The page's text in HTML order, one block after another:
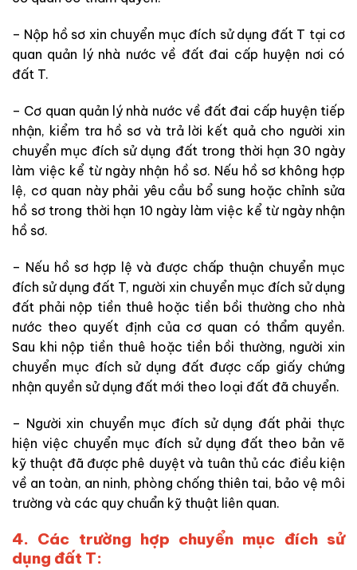
– Nộp hồ sơ xin chuyển mục đích sử dụng đất T tại cơ
quan quản lý nhà nước về đất đai cấp huyện nơi có
đất T.
– Cơ quan quản lý nhà nước về đất đai cấp huyện tiếp
nhận, kiểm tra hồ sơ và trả lời kết quả cho người xin
chuyển mục đích sử dụng đất trong thời hạn 30 ngày
làm việc kể từ ngày nhận hồ sơ. Nếu hồ sơ không hợp
lệ, cơ quan này phải yêu cầu bổ sung hoặc chỉnh sửa
hồ sơ trong thời hạn 10 ngày làm việc kể từ ngày nhận
hồ sơ.
– Nếu hồ sơ hợp lệ và được chấp thuận chuyển mục
đích sử dụng đất T, người xin chuyển mục đích sử dụng
đất phải nộp tiền thuê hoặc tiền bồi thường cho nhà
nước theo quyết định của cơ quan có thẩm quyền.
Sau khi nộp tiền thuê hoặc tiền bồi thường, người xin
chuyển mục đích sử dụng đất được cấp giấy chứng
nhận quyền sử dụng đất mới theo loại đất đã chuyển.
– Người xin chuyển mục đích sử dụng đất phải thực
hiện việc chuyển mục đích sử dụng đất theo bản vẽ
kỹ thuật đã được phê duyệt và tuân thủ các điều kiện
về an toàn, an ninh, phòng chống thiên tai, bảo vệ môi
trường và các quy chuẩn kỹ thuật liên quan.
4. Các trường hợp chuyển mục đích sử
dụng đất T: